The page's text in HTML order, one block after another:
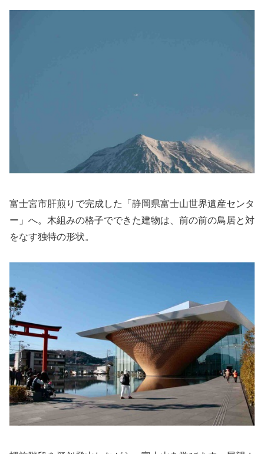
富士宮市肝煎りで完成した「静岡県富士山世界遺産センタ
ー」へ。木組みの格子でできた建物は、前の前の鳥居と対
をなす独特の形状。